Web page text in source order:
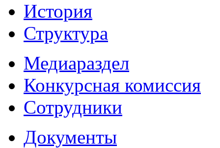
История
Структура
Медиараздел
Конкурсная комиссия
Сотрудники
Документы